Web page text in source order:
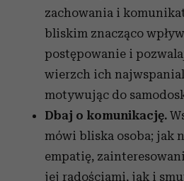
zachowania i
bliskim znacząco
postępowanie i
wierzch ich
motywując do
Dbaj o komunikację.
mówi bliska osoba; jak
empatię,
jej radościami, jak i